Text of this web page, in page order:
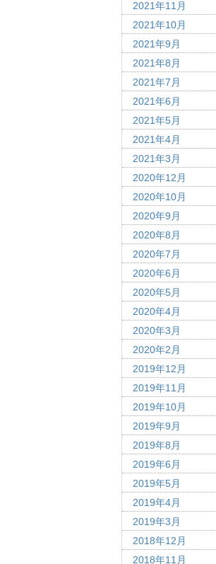
2021年11月
2021年10月
2021年9月
2021年8月
2021年7月
2021年6月
2021年5月
2021年4月
2021年3月
2020年12月
2020年10月
2020年9月
2020年8月
2020年7月
2020年6月
2020年5月
2020年4月
2020年3月
2020年2月
2019年12月
2019年11月
2019年10月
2019年9月
2019年8月
2019年6月
2019年5月
2019年4月
2019年3月
2018年12月
2018年11月